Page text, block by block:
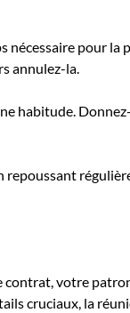
pour la
annulez-la.
habitude.
votre
cruciaux, la